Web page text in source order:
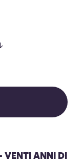
VENTI ANNI DI